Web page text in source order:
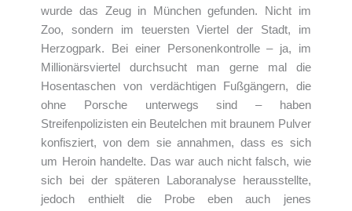
wurde das Zeug in München gefunden. Nicht im
Zoo, sondern im teuersten Viertel der Stadt, im
Herzogpark. Bei einer Personenkontrolle – ja, im
Millionärsviertel durchsucht man gerne mal die
Hosentaschen von verdächtigen Fußgängern, die
ohne Porsche unterwegs sind – haben
Streifenpolizisten ein Beutelchen mit braunem Pulver
konfisziert, von dem sie annahmen, dass es sich
um Heroin handelte. Das war auch nicht falsch, wie
sich bei der späteren Laboranalyse herausstellte,
jedoch enthielt die Probe eben auch jenes